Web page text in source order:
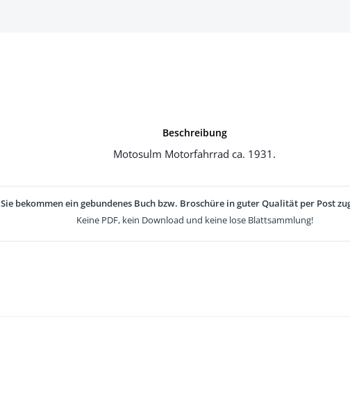
Beschreibung
Motosulm Motorfahrrad ca. 1931.
Sie bekommen ein gebundenes Buch bzw. Broschüre in guter Qualität per Post
Keine PDF, kein Download und keine lose Blattsammlung!